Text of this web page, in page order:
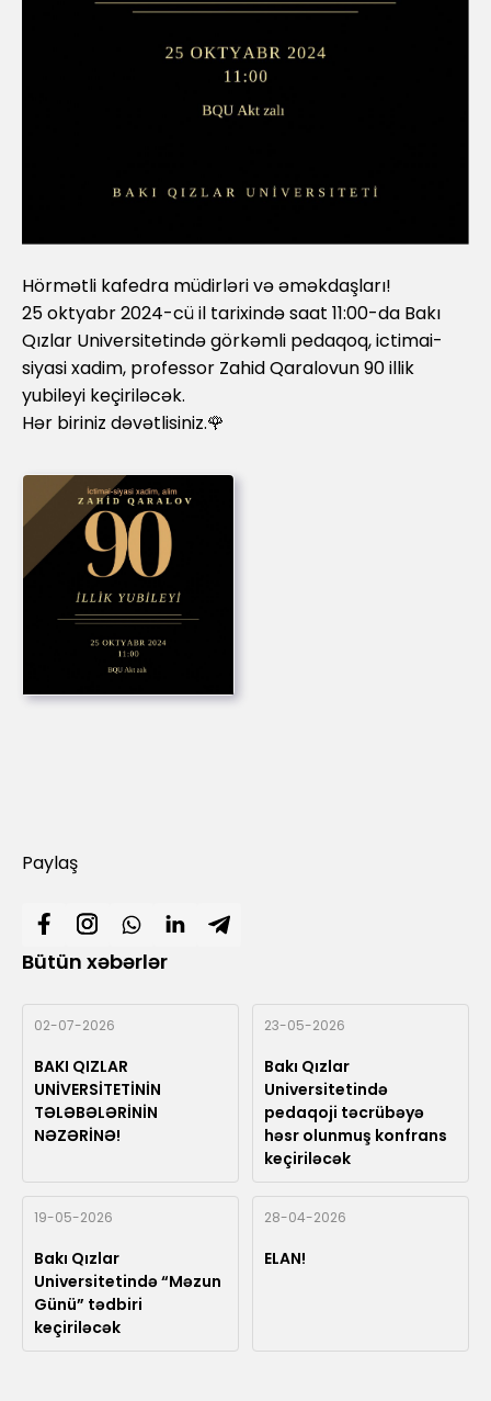
Hörmətli kafedra müdirləri və əməkdaşları!
25 oktyabr 2024-cü il tarixində saat 11:00-da Bakı
Qızlar Universitetində görkəmli pedaqoq, ictimai-
siyasi xadim, professor Zahid Qaralovun 90 illik
yubileyi keçiriləcək.
Hər biriniz dəvətlisiniz.🌹
Paylaş
Bütün xəbərlər
02-07-2026
BAKI QIZLAR
UNİVERSİTETİNİN
TƏLƏBƏLƏRİNİN
NƏZƏRİNƏ!
23-05-2026
Bakı Qızlar
Universitetində
pedaqoji təcrübəyə
həsr olunmuş konfrans
keçiriləcək
19-05-2026
Bakı Qızlar
Universitetində “Məzun
Günü” tədbiri
keçiriləcək
28-04-2026
ELAN!